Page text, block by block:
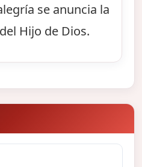
se anuncia la
Hijo de Dios.